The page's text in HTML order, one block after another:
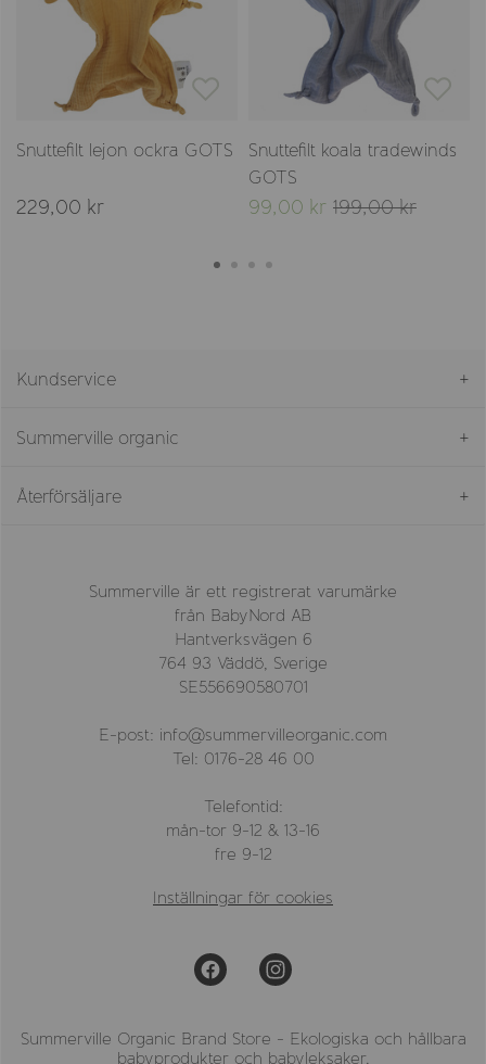
Snuttefilt lejon ockra GOTS
229,00 kr
Snuttefilt koala tradewinds
GOTS
99,00 kr 199,00 kr
Kundservice
Summerville organic
Återförsäljare
Summerville är ett registrerat varumärke
från BabyNord AB
Hantverksvägen 6
764 93 Väddö, Sverige
SE556690580701
E-post: info@summervilleorganic.com
Tel: 0176-28 46 00
Telefontid:
mån-tor 9-12 & 13-16
fre 9-12
Inställningar för cookies
Summerville Organic Brand Store - Ekologiska och hållbara
babyprodukter och babyleksaker.